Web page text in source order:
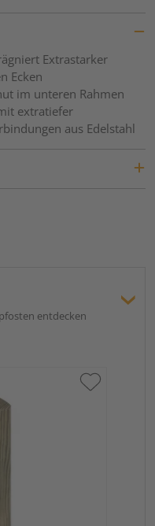
Extrastarker
Ecken
im unteren Rahmen
extratiefer
aus Edelstahl
entdecken